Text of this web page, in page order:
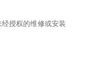
授权的维修或安装